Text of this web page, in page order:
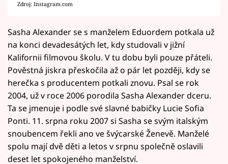
Zdroj: Instagram.com
Sasha Alexander se s manželem Eduordem potkala už
na konci devadesátých let, kdy studovali v jižní
Kalifornii filmovou školu. V tu dobu byli pouze přáteli.
Pověstná jiskra přeskočila až o pár let později, kdy se
herečka s producentem potkali znovu. Psal se rok
2004, už v roce 2006 porodila Sasha Alexander dceru.
Ta se jmenuje i podle své slavné babičky Lucie Sofia
Ponti. 11. srpna roku 2007 si Sasha se svým italským
snoubencem řekli ano ve švýcarské Ženevě. Manželé
spolu mají dvě děti a letos v srpnu společně oslavili
deset let spokojeného manželství.